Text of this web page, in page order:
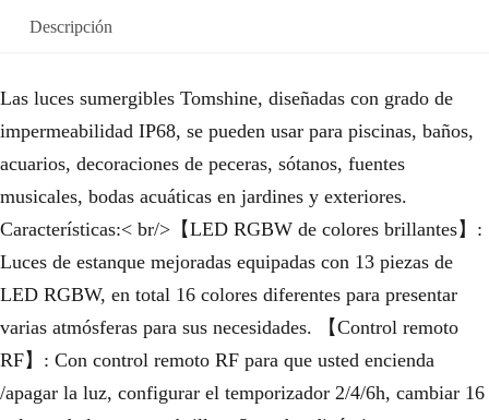
Descripción
Las luces sumergibles Tomshine, diseñadas con grado de
impermeabilidad IP68, se pueden usar para piscinas, baños,
acuarios, decoraciones de peceras, sótanos, fuentes
musicales, bodas acuáticas en jardines y exteriores.
Características:< br/>【LED RGBW de colores brillantes】:
Luces de estanque mejoradas equipadas con 13 piezas de
LED RGBW, en total 16 colores diferentes para presentar
varias atmósferas para sus necesidades. 【Control remoto
RF】: Con control remoto RF para que usted encienda
/apagar la luz, configurar el temporizador 2/4/6h, cambiar 16